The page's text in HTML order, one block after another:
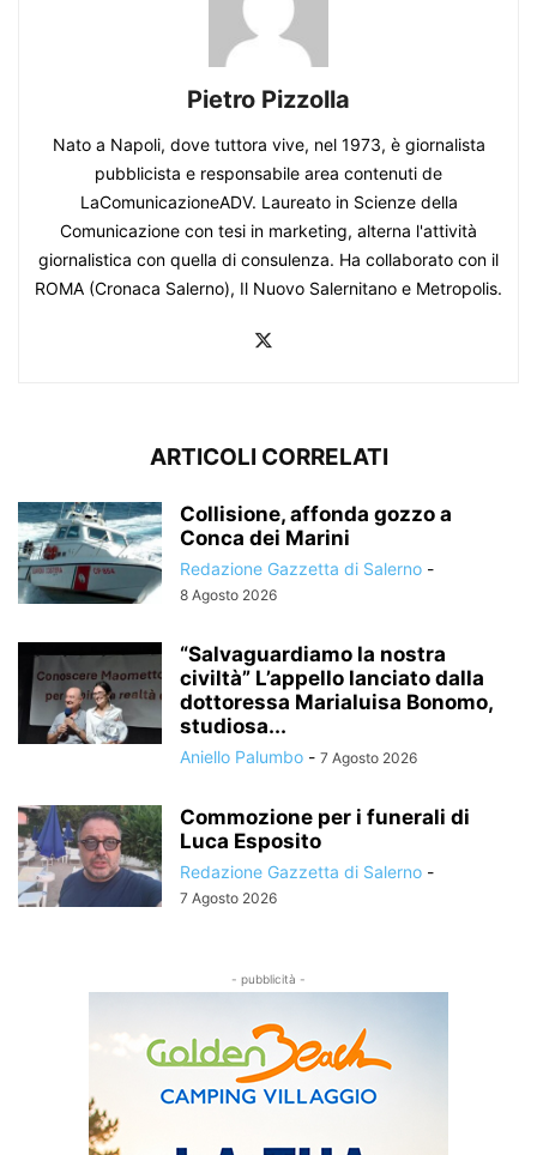
Pietro Pizzolla
Nato a Napoli, dove tuttora vive, nel 1973, è giornalista
pubblicista e responsabile area contenuti de
LaComunicazioneADV. Laureato in Scienze della
Comunicazione con tesi in marketing, alterna l'attività
giornalistica con quella di consulenza. Ha collaborato con il
ROMA (Cronaca Salerno), Il Nuovo Salernitano e Metropolis.
ARTICOLI CORRELATI
Collisione, affonda gozzo a
Conca dei Marini
Redazione Gazzetta di Salerno -
8 Agosto 2026
“Salvaguardiamo la nostra
civiltà” L’appello lanciato dalla
dottoressa Marialuisa Bonomo,
studiosa...
Aniello Palumbo - 7 Agosto 2026
Commozione per i funerali di
Luca Esposito
Redazione Gazzetta di Salerno -
7 Agosto 2026
- pubblicità -